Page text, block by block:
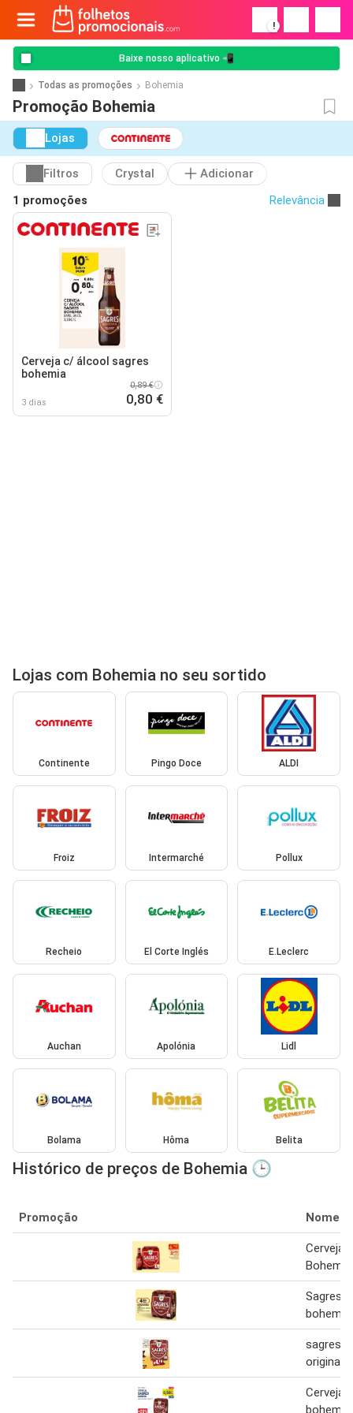
!
Baixe nosso aplicativo 📲
Todas as promoções Bohemia
Promoção Bohemia
Lojas
Filtros Crystal
Adicionar
1 promoções
Relevância
Cerveja c/ álcool sagres
bohemia
3 dias
0,89 €
0,80 €
Lojas com Bohemia no seu sortido
Continente Pingo Doce ALDI
Froiz Intermarché Pollux
Recheio El Corte Inglés E.Leclerc
Auchan Apolónia Lidl
Bolama Hôma Belita
Histórico de preços de Bohemia 🕒
Promoção Nome
Cerveja
Sagres -
bohemia
sagres
original
Cerveja
bohemia